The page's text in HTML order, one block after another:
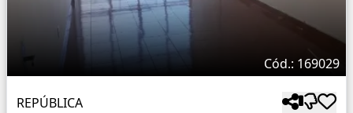
Cód.: 169029
REPÚBLICA